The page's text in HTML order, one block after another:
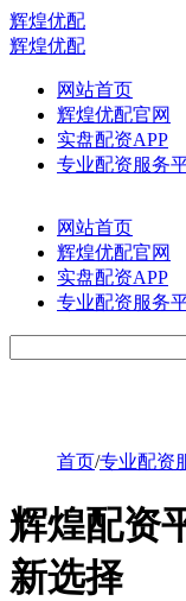
辉煌优配
辉煌优配
网站首页
辉煌优配官网
实盘配资APP
专业配资服务
网站首页
辉煌优配官网
实盘配资APP
专业配资服务
首页/专业配资
辉煌配资
新选择